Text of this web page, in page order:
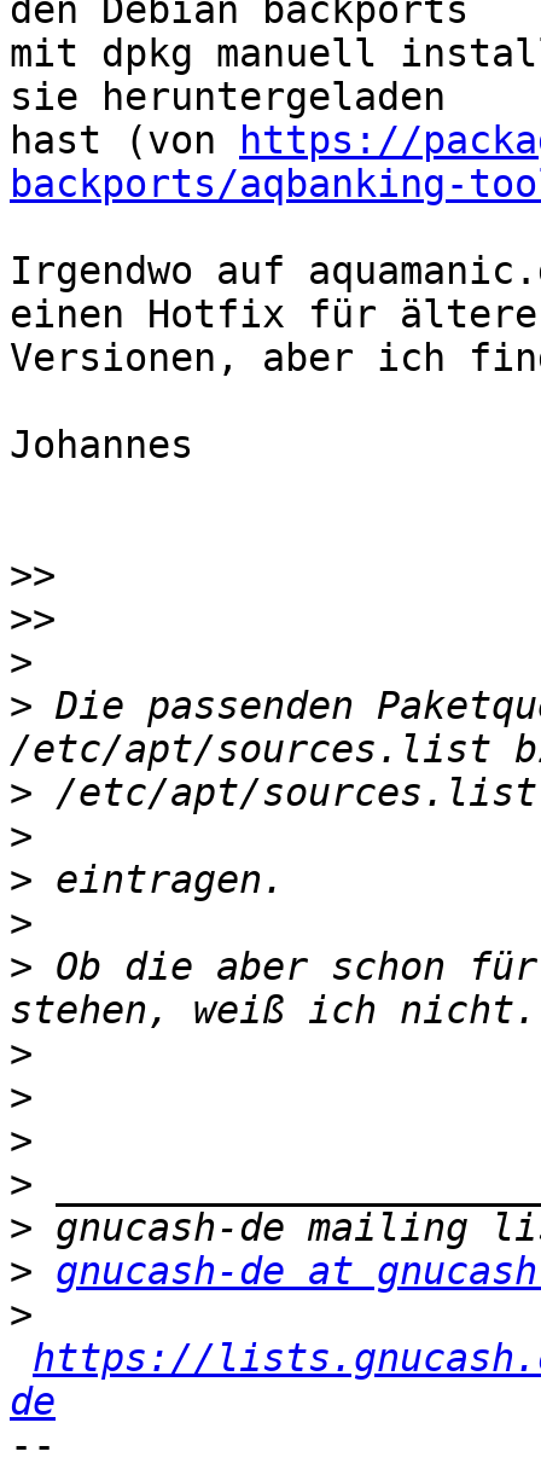
den Debian backports
mit dpkg manuell
sie heruntergeladen
hast (von
https://
backports/aqbanking-
Irgendwo auf
einen Hotfix für
Versionen, aber ich
Johannes
>>
>>
>
> Die passenden
>
>
>
>
> Ob die aber schon
>
>
>
>
>
> gnucash-de at
>
https://
de
--